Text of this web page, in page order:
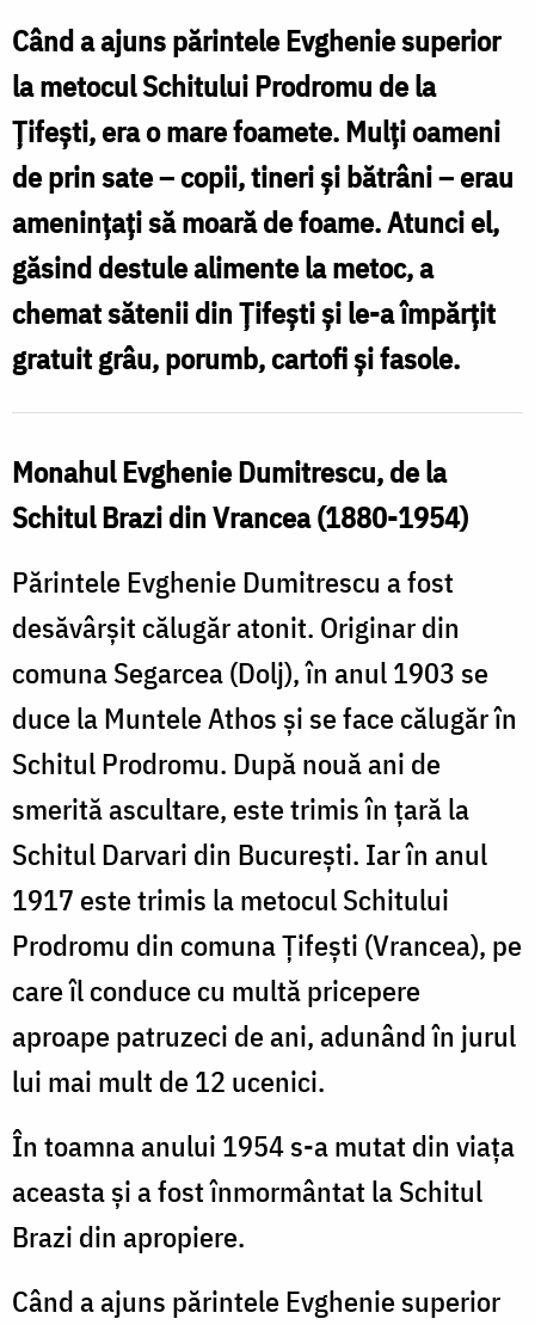
Nechifor
Când a ajuns părintele Evghenie superior
la metocul Schitului Prodromu de la
Ţifeşti, era o mare foamete. Mulţi oameni
de prin sate – copii, tineri şi bătrâni – erau
ameninţaţi să moară de foame. Atunci el,
găsind destule alimente la metoc, a
chemat sătenii din Ţifeşti şi le-a împărţit
gratuit grâu, porumb, cartofi şi fasole.
Monahul Evghenie Dumitrescu, de la
Schitul Brazi din Vrancea (1880-1954)
Părintele Evghenie Dumitrescu a fost
desăvârşit călugăr atonit. Originar din
comuna Segarcea (Dolj), în anul 1903 se
duce la Muntele Athos şi se face călugăr în
Schitul Prodromu. După nouă ani de
smerită ascultare, este trimis în ţară la
Schitul Darvari din Bucureşti. Iar în anul
1917 este trimis la metocul Schitului
Prodromu din comuna Ţifeşti (Vrancea), pe
care îl conduce cu multă pricepere
aproape patruzeci de ani, adunând în jurul
lui mai mult de 12 ucenici.
În toamna anului 1954 s-a mutat din viaţa
aceasta şi a fost înmormântat la Schitul
Brazi din apropiere.
Când a ajuns părintele Evghenie superior